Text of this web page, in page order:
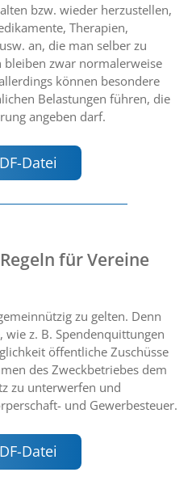
bzw. wieder herzustellen,
Therapien,
an, die man selber zu
bleiben zwar normalerweise
können besondere
Belastungen führen, die
angeben darf.
Datei
für Vereine
zu gelten. Denn
wie z. B. Spendenquittungen
öffentliche Zuschüsse
des Zweckbetriebes dem
zu unterwerfen und
und Gewerbesteuer.
Datei